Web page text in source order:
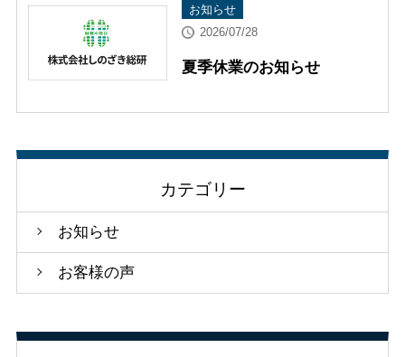
お知らせ
2026/07/28
夏季休業のお知らせ
カテゴリー
お知らせ
お客様の声